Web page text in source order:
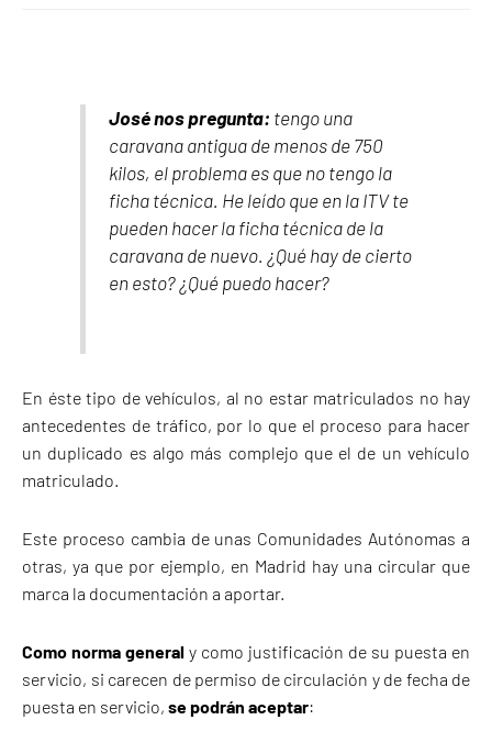
José nos pregunta: tengo una
caravana antigua de menos de 750
kilos, el problema es que no tengo la
ficha técnica. He leído que en la ITV te
pueden hacer la ficha técnica de la
caravana de nuevo. ¿Qué hay de cierto
en esto? ¿Qué puedo hacer?
En éste tipo de vehículos, al no estar matriculados no hay
antecedentes de tráfico, por lo que el proceso para hacer
un duplicado es algo más complejo que el de un vehículo
matriculado.
Este proceso cambia de unas Comunidades Autónomas a
otras, ya que por ejemplo, en Madrid hay una circular que
marca la documentación a aportar.
Como norma general y como justificación de su puesta en
servicio, si carecen de permiso de circulación y de fecha de
puesta en servicio, se podrán aceptar: